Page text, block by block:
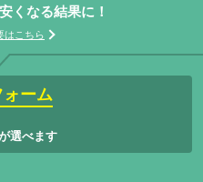
くなる結果に！
はこちら
ーム
選べます